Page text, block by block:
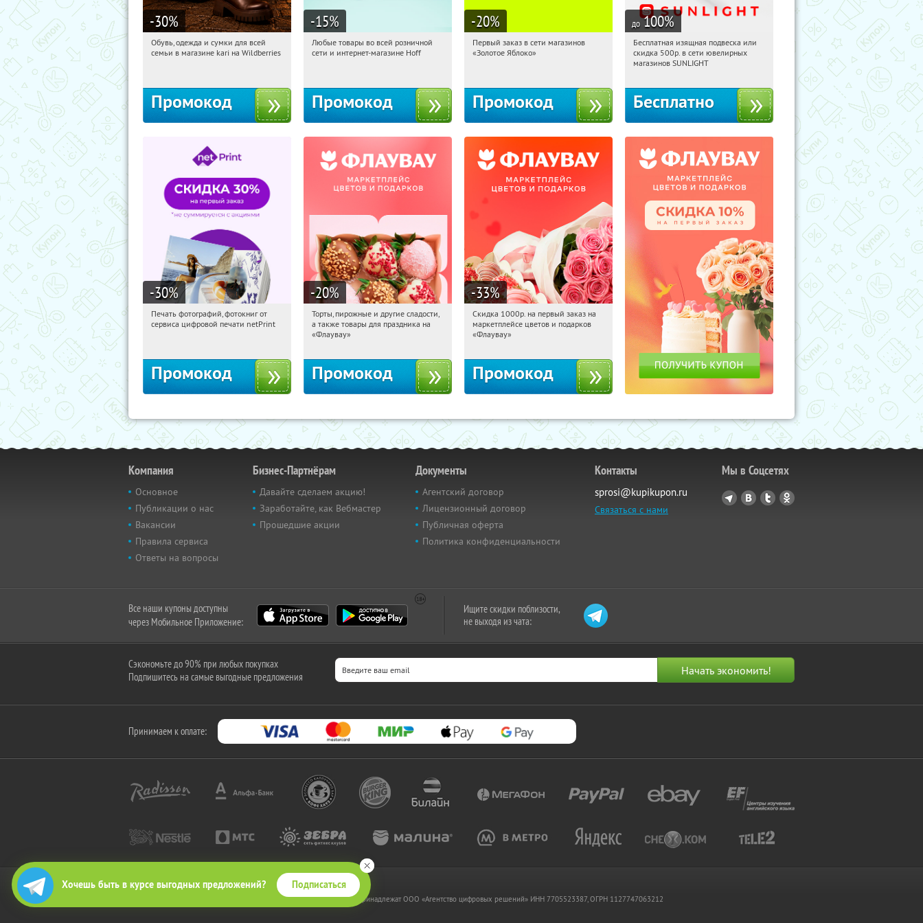
Хочешь быть в курсе выгодных предложений? Подписаться
-30%
09:57:53 Получили:
Обувь, одежда и сумки для всей
семьи в магазине kari на Wildberries
Промокод
-15%
09:57:53 Получили:
Любые товары во всей розничной
сети и интернет-магазине Hoff
Промокод
-20%
09:57:53
Получи первым!
Первый заказ в сети магазинов
«Золотое Яблоко»
Промокод
до 100%
09:57:53 Получили:
Россия
Бесплатная изящная подвеска или
скидка 500р. в сети ювелирных
магазинов SUNLIGHT
Бесплатно
-30%
09:57:53 Получили:
Печать фотографий, фотокниг от
сервиса цифровой печати netPrint
Промокод
-20%
09:57:53 Получили:
Россия
Торты, пирожные и другие сладости,
а также товары для праздника на
«Флаувау»
Промокод
-33%
09:57:53 Получили:
Россия
Скидка 1000р. на первый заказ на
маркетплейсе цветов и подарков
«Флаувау»
Промокод
Компания
Основное
Публикации о нас
Вакансии
Правила сервиса
Ответы на вопросы
Бизнес-Партнёрам
Давайте сделаем акцию!
Заработайте, как Вебмастер
Прошедшие акции
Документы
Агентский договор
Лицензионный договор
Публичная оферта
Политика конфиденциальности
Контакты
sprosi@kupikupon.ru
Связаться с нами
Мы в Соцсетях
Все наши купоны доступны
через Мобильное Приложение:
Ищите скидки поблизости,
не выходя из чата:
Сэкономьте до 90% при любых покупках
Подпишитесь на самые выгодные предложения
Принимаем к оплате:
2010-2026 © КупиКупон. Все права защищены.
Все права на товарный знак "КупиКупон" и на сайт www.kupikupon.ru принадлежат OOO «Агентство цифровых решений» ИНН 7705523387, ОГРН 1127747063212